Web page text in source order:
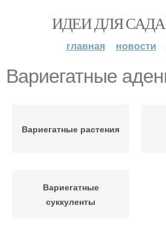
ИДЕИ ДЛЯ
главная новости
Вариегатные
Вариегатные растения
Вариегатные
суккуленты